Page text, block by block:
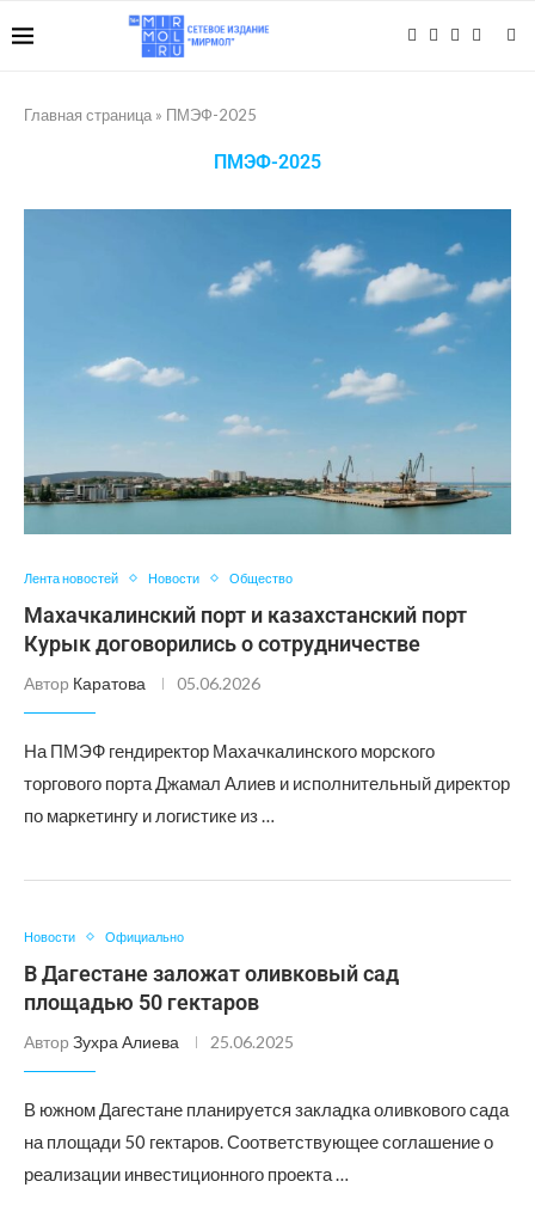
Главная страница » ПМЭФ-2025
ПМЭФ-2025
Лента новостей Новости Общество
Махачкалинский порт и казахстанский порт
Курык договорились о сотрудничестве
Автор Каратова 05.06.2026
На ПМЭФ гендиректор Махачкалинского морского
торгового порта Джамал Алиев и исполнительный директор
по маркетингу и логистике из …
Новости Официально
В Дагестане заложат оливковый сад
площадью 50 гектаров
Автор Зухра Алиева 25.06.2025
В южном Дагестане планируется закладка оливкового сада
на площади 50 гектаров. Соответствующее соглашение о
реализации инвестиционного проекта …